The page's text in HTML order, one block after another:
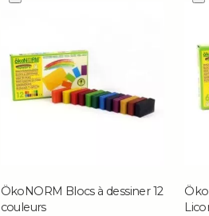
ÖkoNORM Blocs à dessiner 12
couleurs